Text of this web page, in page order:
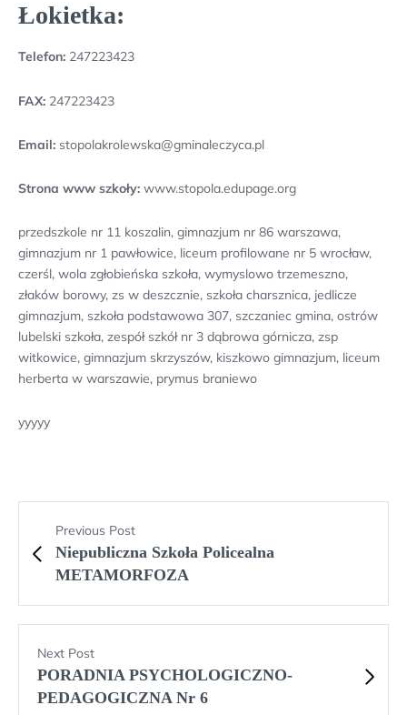
Łokietka:
Telefon: 247223423
FAX: 247223423
Email: stopolakrolewska@gminaleczyca.pl
Strona www szkoły: www.stopola.edupage.org
przedszkole nr 11 koszalin, gimnazjum nr 86 warszawa,
gimnazjum nr 1 pawłowice, liceum profilowane nr 5 wrocław,
czerśl, wola zgłobieńska szkoła, wymyslowo trzemeszno,
złaków borowy, zs w deszcznie, szkoła charsznica, jedlicze
gimnazjum, szkoła podstawowa 307, szczaniec gmina, ostrów
lubelski szkoła, zespół szkół nr 3 dąbrowa górnicza, zsp
witkowice, gimnazjum skrzyszów, kiszkowo gimnazjum, liceum
herberta w warszawie, prymus braniewo
yyyyy
Previous Post
Niepubliczna Szkoła Policealna
METAMORFOZA
Next Post
PORADNIA PSYCHOLOGICZNO-
PEDAGOGICZNA Nr 6